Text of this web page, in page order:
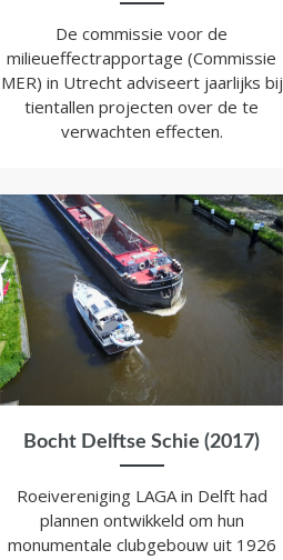
De commissie voor de
milieueffectrapportage (Commissie
MER) in Utrecht adviseert jaarlijks bij
tientallen projecten over de te
verwachten effecten.
Bocht Delftse Schie (2017)
Roeivereniging LAGA in Delft had
plannen ontwikkeld om hun
monumentale clubgebouw uit 1926